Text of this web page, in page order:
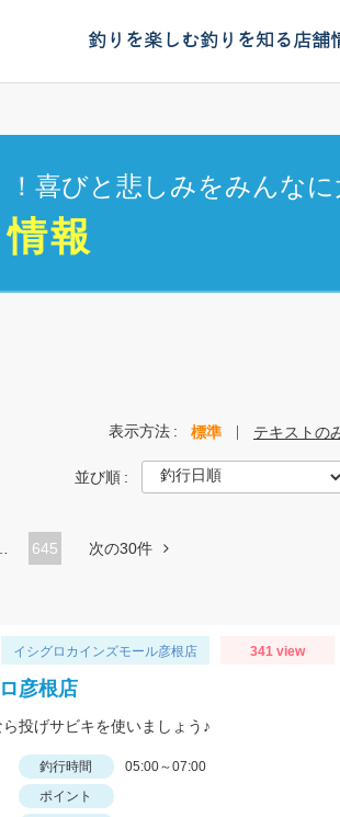
釣りを楽しむ釣りを知る店舗
喜びと悲しみをみんなに
報
表示方法 標準 テキストの
並び順
645 次の30件
イシグロカインズモール彦根店 341 view
彦根店
投げサビキを使いましょう♪
釣行時間
05:00～07:00
ポイント